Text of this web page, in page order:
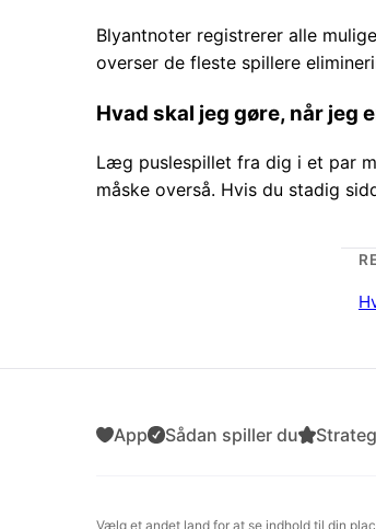
Blyantnoter registrerer alle
overser de fleste spillere
Hvad skal jeg gøre, når jeg
Læg puslespillet fra dig i et par
måske overså. Hvis du stadig
App Sådan spiller du
Vælg et andet land for at se indhold til din